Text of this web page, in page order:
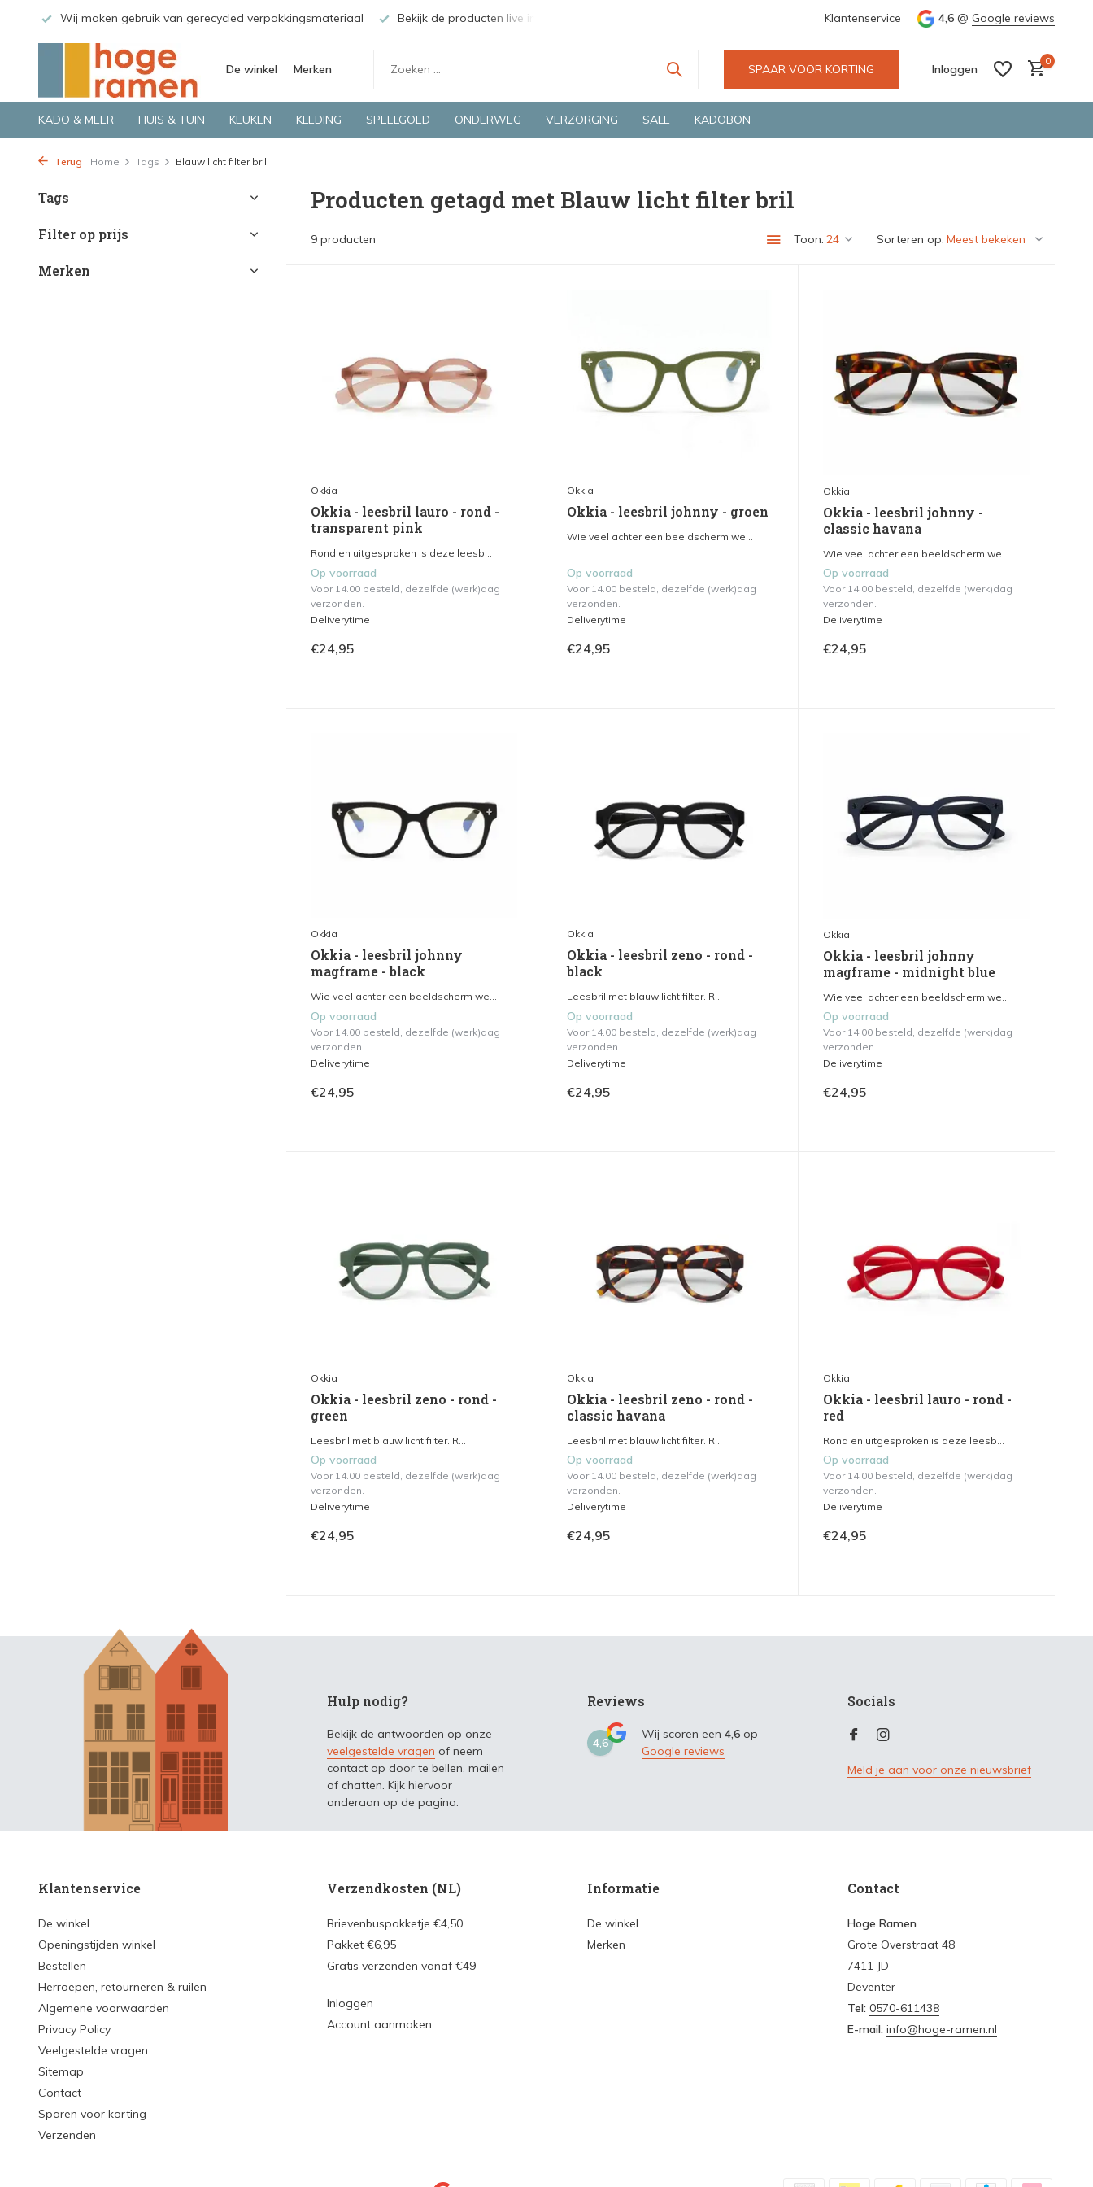
Wij maken gebruik van gerecycled verpakkingsmateriaal Bekijk de producten live in onze winkel in Deventer Groene en snelle bezorging door o.a. Fietskoerier en GLS. Wij
Klantenservice 4,6 @ Google reviews
De winkel Merken SPAAR VOOR KORTING Inloggen
0
KADO & MEER HUIS & TUIN KEUKEN KLEDING SPEELGOED ONDERWEG VERZORGING SALE KADOBON
Terug Home Tags Blauw licht filter bril
Tags
Filter op prijs
Merken
Producten getagd met Blauw licht filter bril
9 producten Toon: Sorteren op:
Okkia
Okkia - leesbril lauro - rond -
transparent pink
Rond en uitgesproken is deze leesb...
Op voorraad
Voor 14.00 besteld, dezelfde (werk)dag
verzonden.
Deliverytime
€24,95
Okkia
Okkia - leesbril johnny - groen
Wie veel achter een beeldscherm we...
Op voorraad
Voor 14.00 besteld, dezelfde (werk)dag
verzonden.
Deliverytime
€24,95
Okkia
Okkia - leesbril johnny -
classic havana
Wie veel achter een beeldscherm we...
Op voorraad
Voor 14.00 besteld, dezelfde (werk)dag
verzonden.
Deliverytime
€24,95
Okkia
Okkia - leesbril johnny
magframe - black
Wie veel achter een beeldscherm we...
Op voorraad
Voor 14.00 besteld, dezelfde (werk)dag
verzonden.
Deliverytime
€24,95
Okkia
Okkia - leesbril zeno - rond -
black
Leesbril met blauw licht filter. R...
Op voorraad
Voor 14.00 besteld, dezelfde (werk)dag
verzonden.
Deliverytime
€24,95
Okkia
Okkia - leesbril johnny
magframe - midnight blue
Wie veel achter een beeldscherm we...
Op voorraad
Voor 14.00 besteld, dezelfde (werk)dag
verzonden.
Deliverytime
€24,95
Okkia
Okkia - leesbril zeno - rond -
green
Leesbril met blauw licht filter. R...
Op voorraad
Voor 14.00 besteld, dezelfde (werk)dag
verzonden.
Deliverytime
€24,95
Okkia
Okkia - leesbril zeno - rond -
classic havana
Leesbril met blauw licht filter. R...
Op voorraad
Voor 14.00 besteld, dezelfde (werk)dag
verzonden.
Deliverytime
€24,95
Okkia
Okkia - leesbril lauro - rond -
red
Rond en uitgesproken is deze leesb...
Op voorraad
Voor 14.00 besteld, dezelfde (werk)dag
verzonden.
Deliverytime
€24,95
Hulp nodig?
Bekijk de antwoorden op onze
veelgestelde vragen of neem
contact op door te bellen, mailen
of chatten. Kijk hiervoor
onderaan op de pagina.
Reviews
4,6
Wij scoren een 4,6 op
Google reviews
Socials
Meld je aan voor onze nieuwsbrief
Klantenservice
De winkel
Openingstijden winkel
Bestellen
Herroepen, retourneren & ruilen
Algemene voorwaarden
Privacy Policy
Veelgestelde vragen
Sitemap
Contact
Sparen voor korting
Verzenden
Verzendkosten (NL)
Brievenbuspakketje €4,50
Pakket €6,95
Gratis verzenden vanaf €49
Inloggen
Account aanmaken
Informatie
De winkel
Merken
Contact
Hoge Ramen
Grote Overstraat 48
7411 JD
Deventer
Tel: 0570-611438
E-mail: info@hoge-ramen.nl